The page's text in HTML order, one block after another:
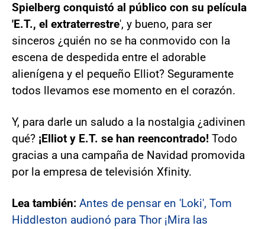
Spielberg conquistó al público con su película
'E.T., el extraterrestre', y bueno, para ser
sinceros ¿quién no se ha conmovido con la
escena de despedida entre el adorable
alienígena y el pequeño Elliot? Seguramente
todos llevamos ese momento en el corazón.
Y, para darle un saludo a la nostalgia ¿adivinen
qué? ¡Elliot y E.T. se han reencontrado! Todo
gracias a una campaña de Navidad promovida
por la empresa de televisión Xfinity.
Lea también: Antes de pensar en 'Loki', Tom
Hiddleston audionó para Thor ¡Mira las